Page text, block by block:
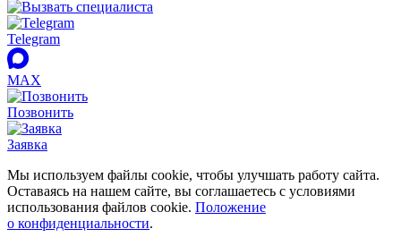
Telegram
MAX
Позвонить
Заявка
Мы используем файлы cookie, чтобы улучшать работу сайта.
Оставаясь на нашем сайте, вы соглашаетесь с условиями
использования файлов cookie. Положение
о конфиденциальности.